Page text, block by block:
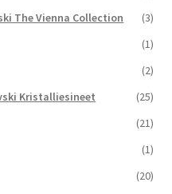
The Vienna Collection
(3)
(1)
(2)
Kristalliesineet
(25)
(21)
(1)
(20)